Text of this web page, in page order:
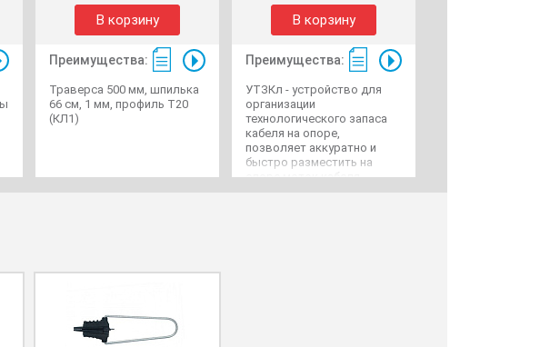
В корзину
Преимущества:
Траверса 500 мм, шпилька
66 см, 1 мм, профиль Т20
(КЛ1)
В корзину
Преимущества:
УТЗКл - устройство для
организации
технологического запаса
кабеля на опоре,
позволяет аккуратно и
быстро разместить на
опоре моток кабеля